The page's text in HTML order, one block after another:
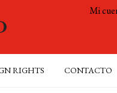
Mi
RIGHTS CONTACTO